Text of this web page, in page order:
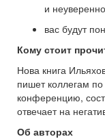
и
вас будут
Кому стоит
Нова книга
пишет коллегам
конференцию,
отвечает на
Об авторах